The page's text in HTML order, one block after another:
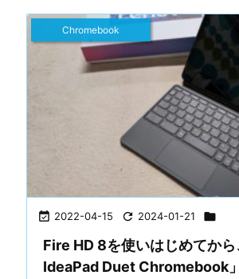
 2022-04-15  2024-01-21 
Chromebook
Fire HD 8を使いはじめてか
IdeaPad Duet Chromebook